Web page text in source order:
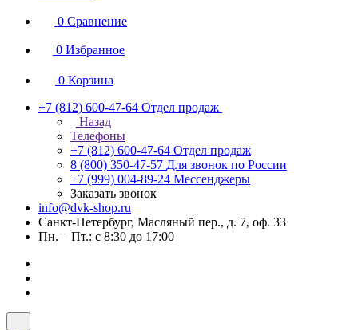
0 Сравнение
0 Избранное
0 Корзина
+7 (812) 600-47-64 Отдел продаж
Назад
Телефоны
+7 (812) 600-47-64 Отдел продаж
8 (800) 350-47-57 Для звонок по России
+7 (999) 004-89-24 Мессенджеры
Заказать звонок
info@dvk-shop.ru
Санкт-Петербург, Масляный пер., д. 7, оф. 33
Пн. – Пт.: с 8:30 до 17:00